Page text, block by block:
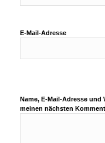
E-Mail-Adresse
Name, E-Mail-Adresse
meinen nächsten